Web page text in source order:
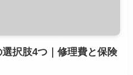
択肢4つ｜修理費と保険